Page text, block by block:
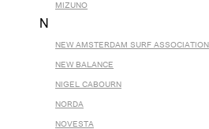
MIZUNO
N
NEW AMSTERDAM SURF ASSOCIATION
NEW BALANCE
NIGEL CABOURN
NORDA
NOVESTA